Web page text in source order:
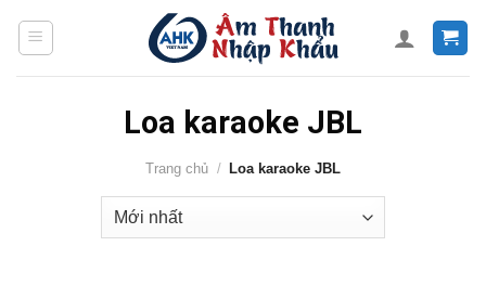
Loa karaoke JBL
Trang chủ / Loa karaoke JBL